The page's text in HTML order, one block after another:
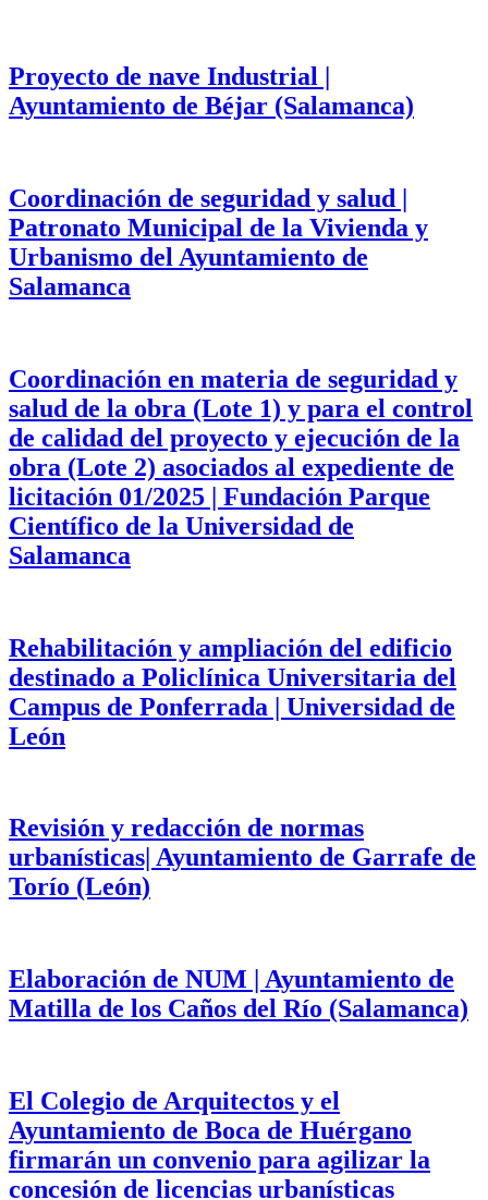
Proyecto de nave Industrial |
Ayuntamiento de Béjar (Salamanca)
Coordinación de seguridad y salud |
Patronato Municipal de la Vivienda y
Urbanismo del Ayuntamiento de
Salamanca
Coordinación en materia de seguridad y
salud de la obra (Lote 1) y para el control
de calidad del proyecto y ejecución de la
obra (Lote 2) asociados al expediente de
licitación 01/2025 | Fundación Parque
Científico de la Universidad de
Salamanca
Rehabilitación y ampliación del edificio
destinado a Policlínica Universitaria del
Campus de Ponferrada | Universidad de
León
Revisión y redacción de normas
urbanísticas| Ayuntamiento de Garrafe de
Torío (León)
Elaboración de NUM | Ayuntamiento de
Matilla de los Caños del Río (Salamanca)
El Colegio de Arquitectos y el
Ayuntamiento de Boca de Huérgano
firmarán un convenio para agilizar la
concesión de licencias urbanísticas